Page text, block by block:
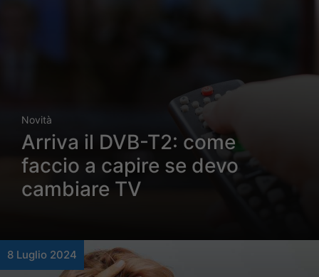
Novità
Arriva il DVB-T2: come
faccio a capire se devo
cambiare TV
8 Luglio 2024